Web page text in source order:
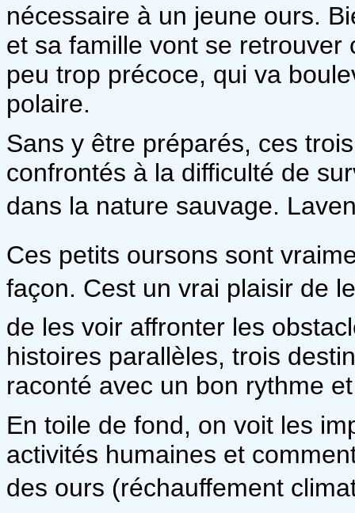
nécessaire à un jeune ours.
et sa famille vont se
peu trop précoce, qui va
polaire.
Sans y être préparés, ces
confrontés à la difficulté de
dans la nature sauvage.
Ces petits oursons sont
façon. Cest un vrai plaisir de
de les voir affronter les
histoires parallèles, trois
raconté avec un bon rythme
En toile de fond, on voit les
activités humaines et
des ours (réchauffement